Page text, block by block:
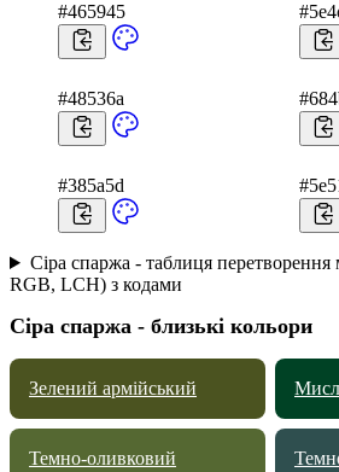
#465945
#48536a
#385a5d
Сіра спаржа - таблиця
RGB, LCH) з кодами
Сіра спаржа - близькі кольори
Зелений армійський
Темно-оливковий